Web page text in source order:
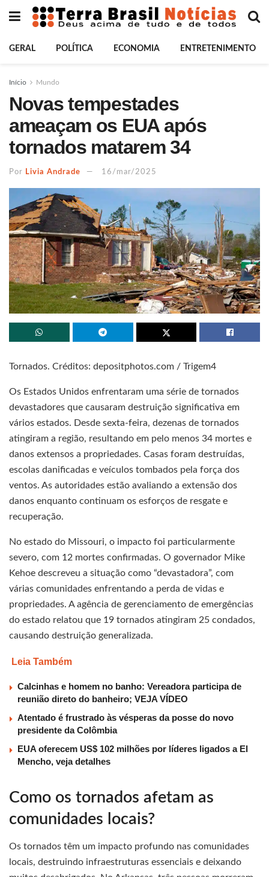
GERAL POLÍTICA ECONOMIA ENTRETENIMENTO
Início Mundo
Novas tempestades
ameaçam os EUA após
tornados matarem 34
Por Livia Andrade 16/mar/2025
Tornados. Créditos: depositphotos.com / Trigem4
Os Estados Unidos enfrentaram uma série de tornados
devastadores que causaram destruição significativa em
vários estados. Desde sexta-feira, dezenas de tornados
atingiram a região, resultando em pelo menos 34 mortes e
danos extensos a propriedades. Casas foram destruídas,
escolas danificadas e veículos tombados pela força dos
ventos. As autoridades estão avaliando a extensão dos
danos enquanto continuam os esforços de resgate e
recuperação.
No estado do Missouri, o impacto foi particularmente
severo, com 12 mortes confirmadas. O governador Mike
Kehoe descreveu a situação como “devastadora”, com
várias comunidades enfrentando a perda de vidas e
propriedades. A agência de gerenciamento de emergências
do estado relatou que 19 tornados atingiram 25 condados,
causando destruição generalizada.
Leia Também
Calcinhas e homem no banho: Vereadora participa de
reunião direto do banheiro; VEJA VÍDEO
Atentado é frustrado às vésperas da posse do novo
presidente da Colômbia
EUA oferecem US$ 102 milhões por líderes ligados a El
Mencho, veja detalhes
Como os tornados afetam as
comunidades locais?
Os tornados têm um impacto profundo nas comunidades
locais, destruindo infraestruturas essenciais e deixando